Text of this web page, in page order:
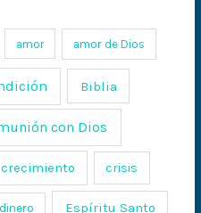
amor amor de Dios
Biblia
con Dios
crecimiento crisis
dinero Espíritu Santo